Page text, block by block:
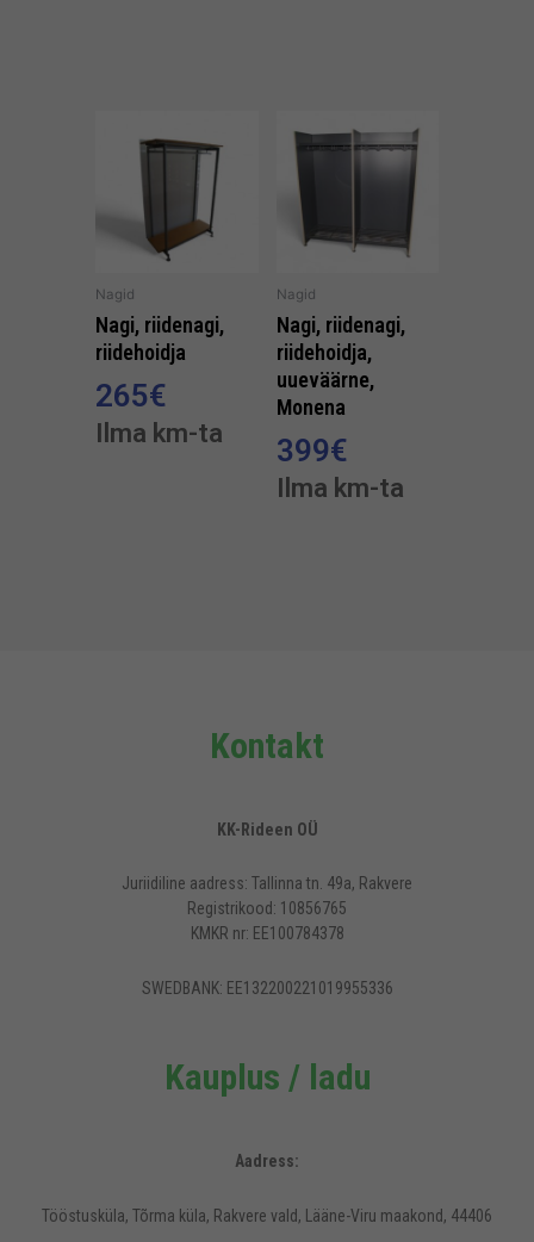
Nagid
Nagi, riidenagi,
riidehoidja
265€
Ilma km-ta
Nagid
Nagi, riidenagi,
riidehoidja,
uueväärne,
Monena
399€
Ilma km-ta
Kontakt
KK-Rideen OÜ
Juriidiline aadress: Tallinna tn. 49a, Rakvere
Registrikood: 10856765
KMKR nr: EE100784378
SWEDBANK: EE132200221019955336
Kauplus / ladu
Aadress:
Tööstusküla, Tõrma küla, Rakvere vald, Lääne-Viru maakond, 44406